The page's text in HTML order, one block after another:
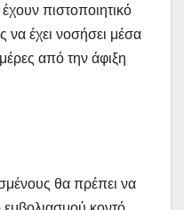
πιστοποιητικό
να έχει νοσήσει μέσα
από την άφιξη
θα πρέπει να